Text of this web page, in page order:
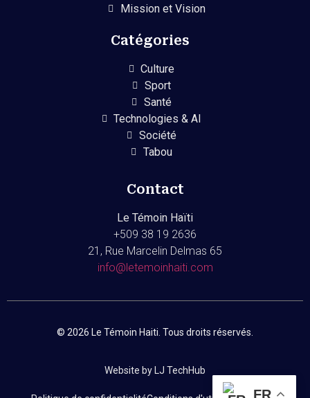
Mission et Vision
Catégories
Culture
Sport
Santé
Technologies & AI
Société
Tabou
Contact
Le Témoin Haïti
+509 38 19 2636
21, Rue Marcelin Delmas 65
info@letemoinhaiti.com
© 2026 Le Témoin Haiti. Tous droits réservés.
Website by LJ TechHub
FR